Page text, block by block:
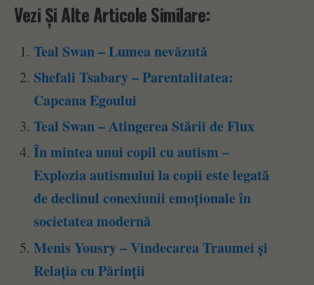
Vezi Și Alte Articole Similare:
Teal Swan – Lumea nevăzută
Shefali Tsabary – Parentalitatea:
Capcana Egoului
Teal Swan – Atingerea Stării de Flux
În mintea unui copil cu autism –
Explozia autismului la copii este legată
de declinul conexiunii emoționale în
societatea modernă
Menis Yousry – Vindecarea Traumei și
Relația cu Părinții